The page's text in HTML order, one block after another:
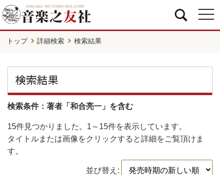
トップ 詳細検索 検索結果
検索結果
検索条件：著者「和合亮一」を含む
15件見つかりました。 1～15件を表示しています。
タイトルまたは画像をクリックすると詳細をご覧頂けま
す。
並び替え: